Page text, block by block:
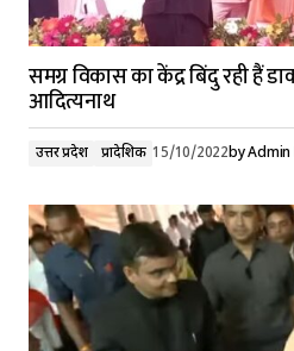
समग्र विकास का केंद्र बिंदु रही हैं
आदित्यनाथ
उत्तर प्रदेश प्रादेशिक 15/10/2022byAdmin